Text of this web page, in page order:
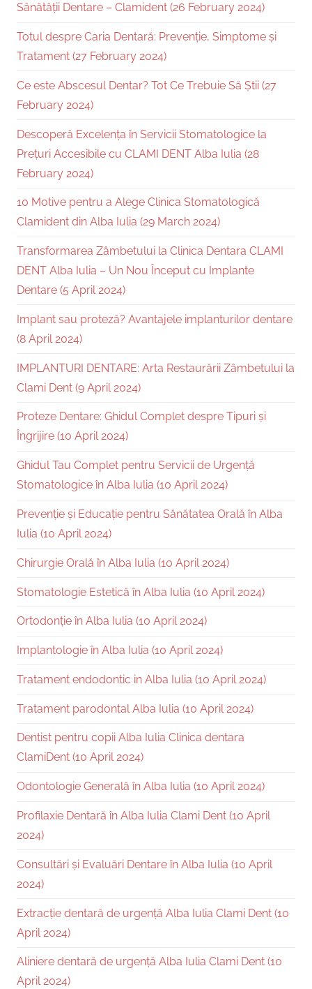
Sănătății Dentare – Clamident (26 February 2024)
Totul despre Caria Dentară: Prevenție, Simptome și
Tratament (27 February 2024)
Ce este Abscesul Dentar? Tot Ce Trebuie Să Știi (27
February 2024)
Descoperă Excelența în Servicii Stomatologice la
Prețuri Accesibile cu CLAMI DENT Alba Iulia (28
February 2024)
10 Motive pentru a Alege Clinica Stomatologică
Clamident din Alba Iulia (29 March 2024)
Transformarea Zâmbetului la Clinica Dentara CLAMI
DENT Alba Iulia – Un Nou Început cu Implante
Dentare (5 April 2024)
Implant sau proteză? Avantajele implanturilor dentare
(8 April 2024)
IMPLANTURI DENTARE: Arta Restaurării Zâmbetului la
Clami Dent (9 April 2024)
Proteze Dentare: Ghidul Complet despre Tipuri și
Îngrijire (10 April 2024)
Ghidul Tau Complet pentru Servicii de Urgență
Stomatologice în Alba Iulia (10 April 2024)
Prevenție și Educație pentru Sănătatea Orală în Alba
Iulia (10 April 2024)
Chirurgie Orală în Alba Iulia (10 April 2024)
Stomatologie Estetică în Alba Iulia (10 April 2024)
Ortodonție în Alba Iulia (10 April 2024)
Implantologie în Alba Iulia (10 April 2024)
Tratament endodontic in Alba Iulia (10 April 2024)
Tratament parodontal Alba Iulia (10 April 2024)
Dentist pentru copii Alba Iulia Clinica dentara
ClamiDent (10 April 2024)
Odontologie Generală în Alba Iulia (10 April 2024)
Profilaxie Dentară în Alba Iulia Clami Dent (10 April
2024)
Consultări și Evaluări Dentare în Alba Iulia (10 April
2024)
Extracție dentară de urgență Alba Iulia Clami Dent (10
April 2024)
Aliniere dentară de urgență Alba Iulia Clami Dent (10
April 2024)